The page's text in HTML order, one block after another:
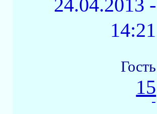
24.04.2013 -
14:21
Гость
15
-